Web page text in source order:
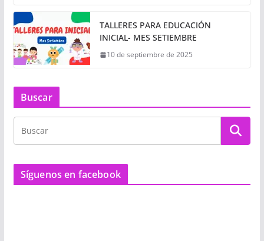
TALLERES PARA EDUCACIÓN
INICIAL- MES SETIEMBRE
10 de septiembre de 2025
Buscar
Síguenos en facebook